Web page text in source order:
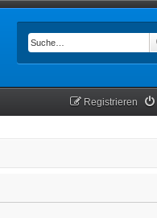
Registrieren